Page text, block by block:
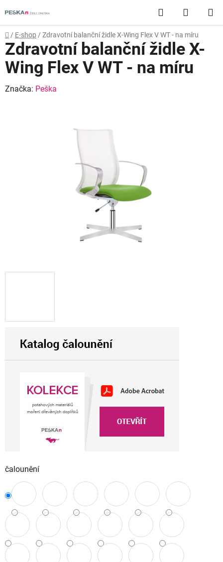
na
obsah
Hledat
KOŠÍK
Domů
/ E-shop / Zdravotní balanční židle X-Wing Flex V WT - na míru
čalounění
Zdravotní balanční židle X-
Wing Flex V WT - na míru
Značka: Peška